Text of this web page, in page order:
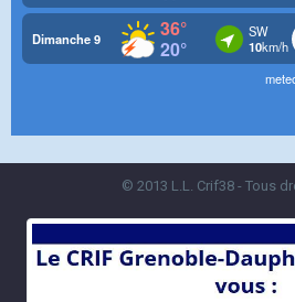
© 2013 L.L. Crif38 - Tous